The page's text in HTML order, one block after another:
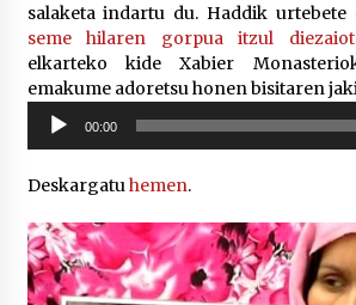
salaketa indartu du. Haddik
seme hilaren gorpua itzul
elkarteko kide Xabier
emakume adoretsu honen bisitaren
Soinu
erreproduzigailua
00:00
Deskargatuhemen.